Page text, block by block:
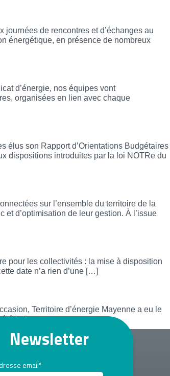
journées de rencontres et d’échanges au
énergétique, en présence de nombreux
d’énergie, nos équipes vont
organisées en lien avec chaque
élus son Rapport d’Orientations Budgétaires
dispositions introduites par la loi NOTRe du
sur l’ensemble du territoire de la
d’optimisation de leur gestion. À l’issue
pour les collectivités : la mise à disposition
date n’a rien d’une […]
Territoire d’énergie Mayenne a eu le
été […]
Newsletter
email*